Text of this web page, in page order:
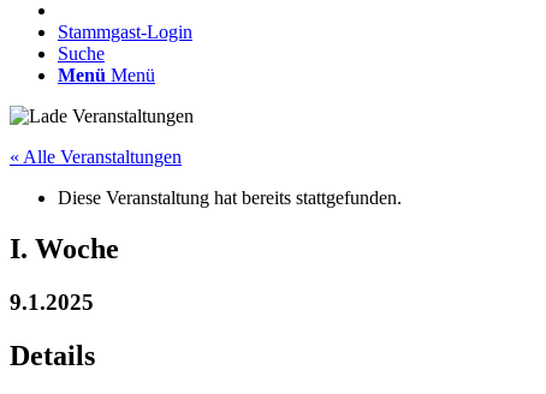
Stammgast-Login
Suche
Menü Menü
« Alle Veranstaltungen
Diese Veranstaltung hat bereits stattgefunden.
I. Woche
9.1.2025
Details